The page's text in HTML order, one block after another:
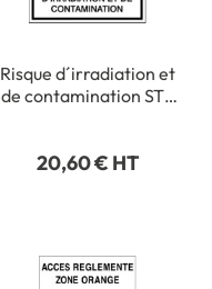
Risque d´irradiation et
de contamination STF
20,60 € HT